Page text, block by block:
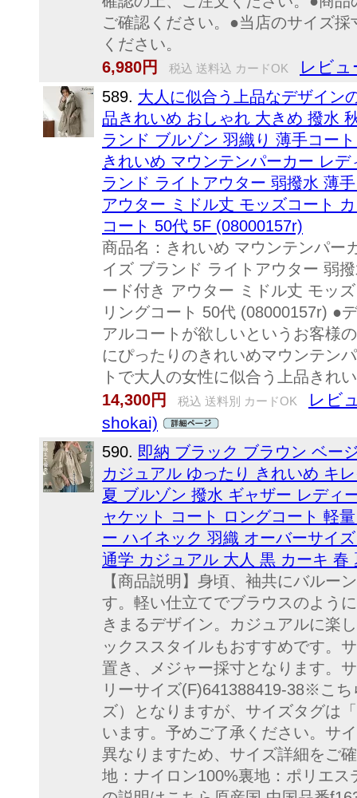
ご確認ください。●当店のサイズ
ください。
6,980円
税込 送料込 カードOK レビュ
589. 大人に似合う上品なデザイン
品きれいめ おしゃれ 大きめ 撥水
ランド ブルゾン 羽織り 薄手コー
きれいめ マウンテンパーカー レ
ランド ライトアウター 弱撥水 薄
アウター ミドル丈 モッズコート
コート 50代 5F (08000157r)
商品名：きれいめ マウンテンパー
イズ ブランド ライトアウター 弱
ード付き アウター ミドル丈 モッ
リングコート 50代 (08000157r) ●
アルコートが欲しいというお客様
にぴったりのきれいめマウンテン
トで大人の女性に似合う上品きれ
14,300円
税込 送料別 カードOK
レビ
shokai)
590. 即納 ブラック ブラウン ベー
カジュアル ゆったり きれいめ キ
夏 ブルゾン 撥水 ギャザー レディ
ャケット コート ロングコート 軽
ー ハイネック 羽織 オーバーサイ
通学 カジュアル 大人 黒 カーキ 春
【商品説明】身頃、袖共にバルー
す。軽い仕立てでブラウスのよう
きまるデザイン。カジュアルに楽
ックススタイルもおすすめです。
置き、メジャー採寸となります。
リーサイズ(F)641388419-38※こ
ズ）となりますが、サイズタグは
います。予めご了承ください。サ
異なりますため、サイズ詳細をご
地：ナイロン100%裏地：ポリエ